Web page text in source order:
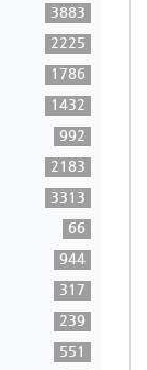
3883
2225
1786
1432
992
2183
3313
66
944
317
239
551